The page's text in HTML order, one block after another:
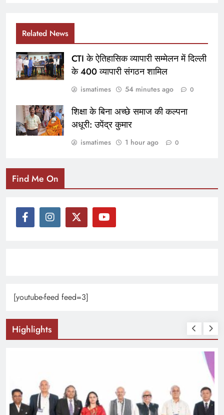
Related News
CTI के ऐतिहासिक व्यापारी सम्मेलन में दिल्ली
के 400 व्यापारी संगठन शामिल
ismatimes 54 minutes ago 0
शिक्षा के बिना अच्छे समाज की कल्पना
अधूरी: उपेंद्र कुमार
ismatimes 1 hour ago 0
Find Me On
[youtube-feed feed=3]
Highlights